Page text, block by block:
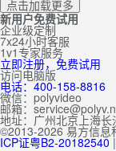
点击加载更多
新用户免费试用
企业级定制
7x24小时客服
1v1专家服务
立即注册，免费试用
访问电脑版
电话：400-158-8816
微信：polyvideo
邮箱：
地址： 广州北京 上海长
©2013-2026 易方信息
ICP证粤B2-20182540 |